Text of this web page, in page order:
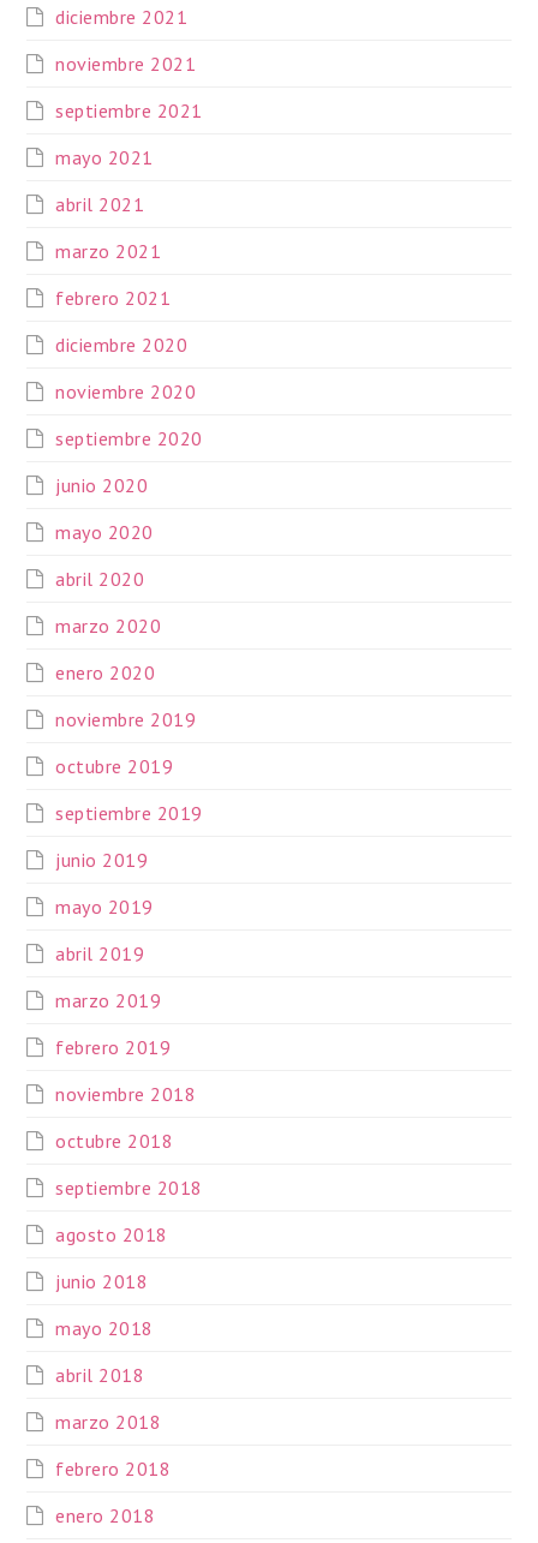
diciembre 2021
noviembre 2021
septiembre 2021
mayo 2021
abril 2021
marzo 2021
febrero 2021
diciembre 2020
noviembre 2020
septiembre 2020
junio 2020
mayo 2020
abril 2020
marzo 2020
enero 2020
noviembre 2019
octubre 2019
septiembre 2019
junio 2019
mayo 2019
abril 2019
marzo 2019
febrero 2019
noviembre 2018
octubre 2018
septiembre 2018
agosto 2018
junio 2018
mayo 2018
abril 2018
marzo 2018
febrero 2018
enero 2018